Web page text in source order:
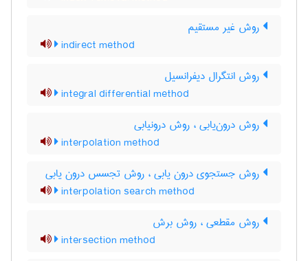
روش غیر مستقیم
indirect method
روش انتگرال دیفرانسیل
integral differential method
روش درون‌یابی ، روش درونیابی
interpolation method
روش جستجوی درون یابی ، روش تجسس درون یابی
interpolation search method
روش مقطعی ، روش برش
intersection method